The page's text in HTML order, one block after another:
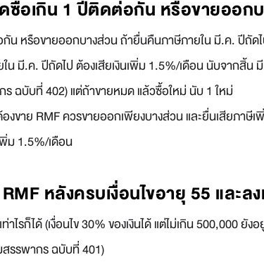
อเกิน 1 ปีติดต่อกัน หรือขายออก
น หรือขายออกบางส่วน ถ้ายื่นคืนภาษีภายใน มี.ค. ปีถัด
น มี.ค. ปีถัดไป ต้องเสียเงินเพิ่ม 1.5%/เดือน นับจากสิ้
ฉบับที่ 402) แต่ถ้าขายหมด แล้วซื้อใหม่ นับ 1 ใหม่
งขาย RMF ควรขายออกเพียงบางส่วน และยื่นเสียภา
พิ่ม 1.5%/เดือน
หลังครบเงื่อนไขอายุ 55 และล
าไรก็ได้ (เงื่อนไข 30% ของเงินได้ แต่ไม่เกิน 500,000
รรพากร ฉบับที่ 401)